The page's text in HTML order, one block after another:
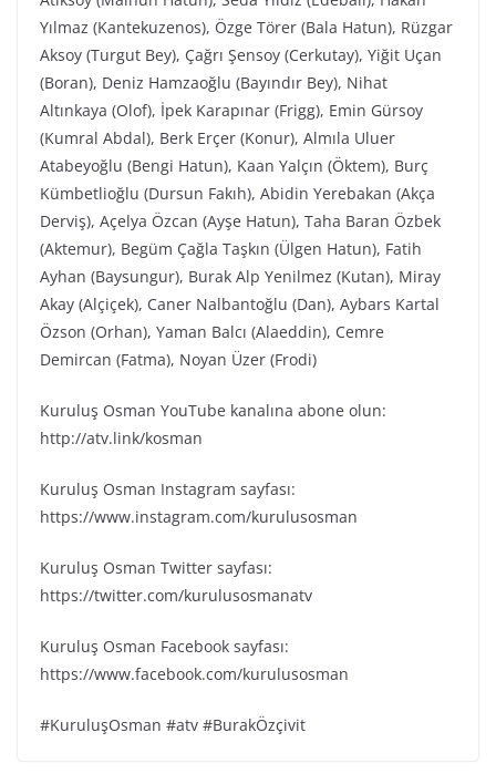
Yılmaz (Kantekuzenos), Özge Törer (Bala Hatun), Rüzgar
Aksoy (Turgut Bey), Çağrı Şensoy (Cerkutay), Yiğit Uçan
(Boran), Deniz Hamzaoğlu (Bayındır Bey), Nihat
Altınkaya (Olof), İpek Karapınar (Frigg), Emin Gürsoy
(Kumral Abdal), Berk Erçer (Konur), Almıla Uluer
Atabeyoğlu (Bengi Hatun), Kaan Yalçın (Öktem), Burç
Kümbetlioğlu (Dursun Fakıh), Abidin Yerebakan (Akça
Derviş), Açelya Özcan (Ayşe Hatun), Taha Baran Özbek
(Aktemur), Begüm Çağla Taşkın (Ülgen Hatun), Fatih
Ayhan (Baysungur), Burak Alp Yenilmez (Kutan), Miray
Akay (Alçiçek), Caner Nalbantoğlu (Dan), Aybars Kartal
Özson (Orhan), Yaman Balcı (Alaeddin), Cemre
Demircan (Fatma), Noyan Üzer (Frodi)
Kuruluş Osman YouTube kanalına abone olun:
http://atv.link/kosman
Kuruluş Osman Instagram sayfası:
https://www.instagram.com/kurulusosman
Kuruluş Osman Twitter sayfası:
https://twitter.com/kurulusosmanatv
Kuruluş Osman Facebook sayfası:
https://www.facebook.com/kurulusosman
#KuruluşOsman #atv #BurakÖzçivit